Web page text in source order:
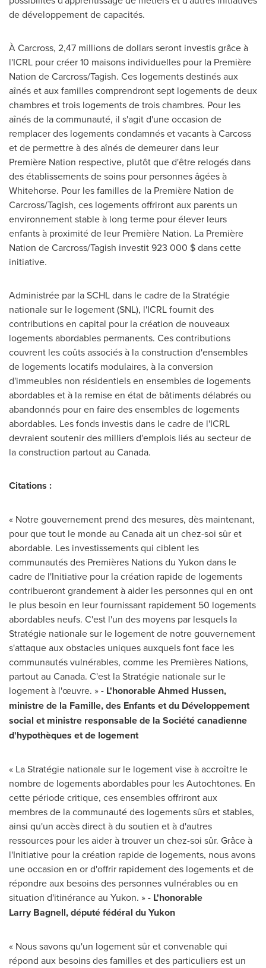
de développement de capacités.
À Carcross, 2,47 millions de dollars seront investis grâce à
l'ICRL pour créer 10 maisons individuelles pour la Première
Nation deCarcross/Tagish. Ces logements destinés aux
aînés et aux familles comprendront sept logements de deux
chambres et trois logements de trois chambres. Pour les
aînés de la communauté, il s'agit d'une occasion de
remplacer des logements condamnés et vacants à Carcoss
et de permettre à des aînés de demeurer dans leur
Première Nation respective, plutôt que d'être relogés dans
des établissements de soins pour personnes âgées à
Whitehorse. Pour les familles de la Première Nation de
Carcross/Tagish, ces logements offriront aux parents un
environnement stable à long terme pour élever leurs
enfants à proximité de leur Première Nation. La Première
Nation deCarcross/Tagish investit 923 000 $ dans cette
initiative.
Administrée par la SCHL dans le cadre de la Stratégie
nationale sur le logement (SNL), l'ICRL fournit des
contributions en capital pour la création de nouveaux
logements abordables permanents. Ces contributions
couvrent les coûts associés à la construction d'ensembles
de logements locatifs modulaires, à la conversion
d'immeubles non résidentiels en ensembles de logements
abordables et à la remise en état de bâtiments délabrés ou
abandonnés pour en faire des ensembles de logements
abordables. Les fonds investis dans le cadre de l'ICRL
devraient soutenir des milliers d'emplois liés au secteur de
la construction partout au Canada.
Citations :
« Notre gouvernement prend des mesures, dès maintenant,
pour que tout le monde au Canadaait un chez-soi sûr et
abordable. Les investissements qui ciblent les
communautés des Premières Nations du Yukon dans le
cadre de l'Initiative pour la création rapide de logements
contribueront grandement à aider les personnes qui en ont
le plus besoin en leur fournissant rapidement 50 logements
abordables neufs. C'est l'un des moyens par lesquels la
Stratégie nationale sur le logement de notre gouvernement
s'attaque aux obstacles uniques auxquels font face les
communautés vulnérables, comme les Premières Nations,
partout au Canada. C'est la Stratégie nationale sur le
logement à l'œuvre. »- L'honorable Ahmed Hussen,
ministre de la Famille, des Enfants et du Développement
social et ministre responsable de la Société canadienne
d'hypothèques et de logement
« La Stratégie nationale sur le logement vise à accroître le
nombre de logements abordables pour les Autochtones. En
cette période critique, ces ensembles offriront aux
membres de la communauté des logements sûrs et stables,
ainsi qu'un accès direct à du soutien et à d'autres
ressources pour les aider à trouver un chez-soi sûr. Grâce à
l'Initiative pour la création rapide de logements, nous avons
une occasion en or d'offrir rapidement des logements et de
répondre aux besoins des personnes vulnérables ou en
situation d'itinérance au Yukon. »- L'honorable
Larry Bagnell, député fédéral duYukon
« Nous savons qu'un logement sûr et convenable qui
répond aux besoins des familles et des particuliers est un